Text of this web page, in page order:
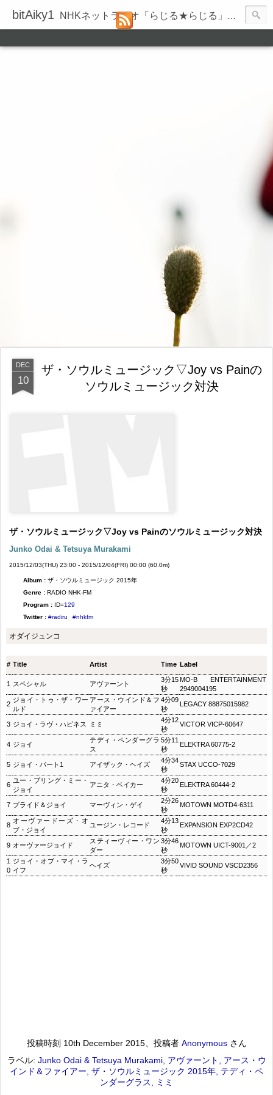
bitAiky1 NHKネットラジオ「らじる★らじる」の録音履歴
DEC
10
ザ・ソウルミュージック▽Joy vs Painの
ソウルミュージック対決
ザ・ソウルミュージック▽Joy vs Painのソウルミュージック対決
Junko Odai & Tetsuya Murakami
2015/12/03(THU) 23:00 - 2015/12/04(FRI) 00:00 (60.0m)
Album : ザ・ソウルミュージック 2015年
Genre : RADIO NHK-FM
Program : ID=129
Twitter : #radiru #nhkfm
オダイジュンコ
# Title Artist Time Label
1 スペシャル アヴァーント
3分15
秒
MO‐B ENTERTAINMENT
2949004195
2
ジョイ・トゥ・ザ・ワー
ルド
アース・ウインド＆フ
ァイアー
4分09
秒
LEGACY 88875015982
3 ジョイ・ラヴ・ハピネス ミミ
4分12
秒
VICTOR VICP-60647
4 ジョイ
テディ・ペンダーグラ
ス
5分11
秒
ELEKTRA 60775-2
5 ジョイ・パート1 アイザック・ヘイズ
4分34
秒
STAX UCCO-7029
6
ユー・ブリング・ミー・
ジョイ
アニタ・ベイカー
4分20
秒
ELEKTRA 60444-2
7 プライド＆ジョイ マーヴィン・ゲイ
2分26
秒
MOTOWN MOTD4-6311
8
オーヴァードーズ・オ
ブ・ジョイ
ユージン・レコード
4分13
秒
EXPANSION EXP2CD42
9 オーヴァージョイド
スティーヴィー・ワン
ダー
3分46
秒
MOTOWN UICT-9001／2
1
0
ジョイ・オブ・マイ・ラ
イフ
ヘイズ
3分50
秒
VIVID SOUND VSCD2356
投稿時刻 10th December 2015、投稿者 Anonymousさん
ラベル: Junko Odai & Tetsuya Murakami アヴァーント
アース・ウ
インド＆ファイアー ザ・ソウルミュージック 2015年 テディ・ペ
ンダーグラス
ミミ